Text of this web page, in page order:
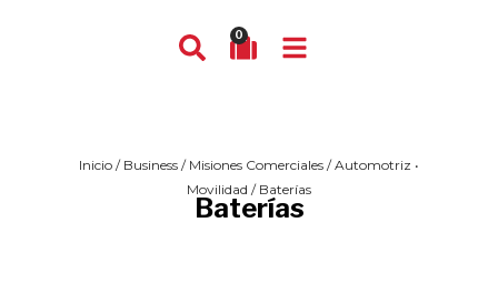
0
Inicio / Business / Misiones Comerciales /Automotriz •
Movilidad / Baterías
Baterías